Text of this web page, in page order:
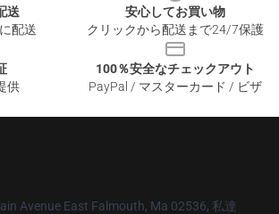
送
配送
安心してお買い物
クリックから配送まで24/7保護
供
100％安全なチェックアウト
PayPal / マスターカード / ビザ
Avenue East Falmouth, Ma 02536, 私達